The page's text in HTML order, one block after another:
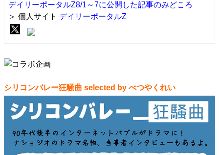
デイリーポータルZ8/1～7に公開した記事のみどころ
＞ 個人サイト デイリーポータルZ
シリコンバレー狂騒曲 selected by べつやくれい